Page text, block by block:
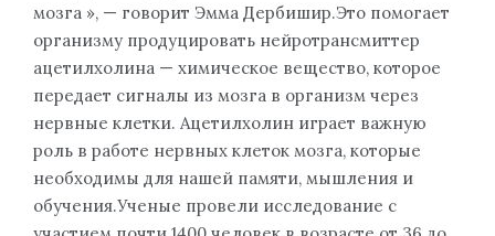
мозга », — говорит Эмма Дербишир.Это помогает
организму продуцировать нейротрансмиттер
ацетилхолина — химическое вещество, которое
передает сигналы из мозга в организм через
нервные клетки. Ацетилхолин играет важную
роль в работе нервных клеток мозга, которые
необходимы для нашей памяти, мышления и
обучения.Ученые провели исследование с